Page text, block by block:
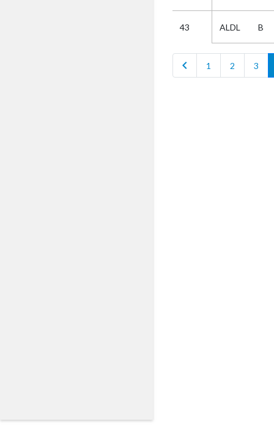
43 ALDL B
chevron_left 1 2 3